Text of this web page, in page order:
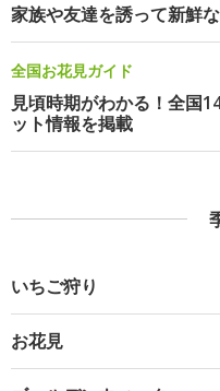
家族や友達を誘って新鮮
全国お花見ガイド
見頃時期がわかる！全国
ット情報を掲載
いちご狩り
お花見